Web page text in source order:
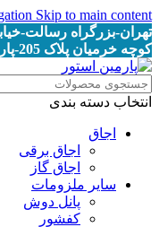
Skip to main content
تهران-بزرگراه رسالت-
کوچه خرمیان پلاک 205-پارمین استور
انتخاب دسته بندی
اجاق
اجاق برقى
اجاق گاز
سایر ملزومات
پانل دوش
کفشور